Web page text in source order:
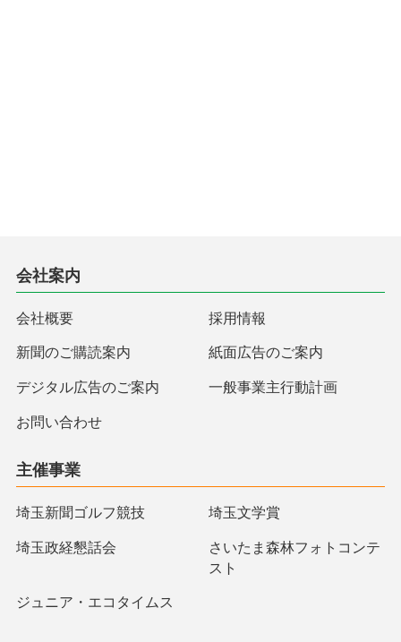
会社案内
会社概要 採用情報
新聞のご購読案内 紙面広告のご案内
デジタル広告のご案内 一般事業主行動計画
お問い合わせ
主催事業
埼玉新聞ゴルフ競技 埼玉文学賞
埼玉政経懇話会
さいたま森林フォトコンテ
スト
ジュニア・エコタイムス